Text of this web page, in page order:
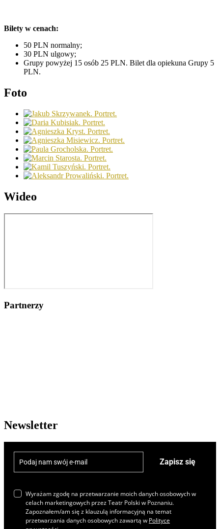
Bilety w cenach:
50 PLN normalny;
30 PLN ulgowy;
Grupy powyżej 15 osób 25 PLN. Bilet dla opiekuna Grupy 5
PLN.
Foto
Wideo
Partnerzy
Newsletter
Zapisz się
Wyrażam zgodę na przetwarzanie moich danych osobowych w
celach marketingowych przez Teatr Polski w Poznaniu.
Zapoznałem/am się z klauzulą informacyjną na temat
przetwarzania danych osobowych zawartą w Polityce